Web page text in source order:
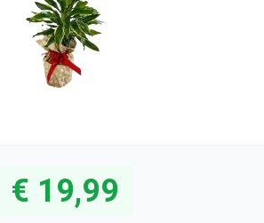
€ 19,99